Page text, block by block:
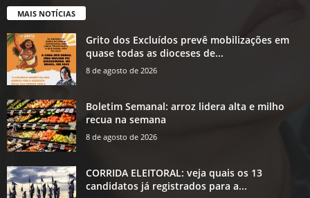
MAIS NOTÍCIAS
Grito dos Excluídos prevê mobilizações em
quase todas as dioceses de...
8 de agosto de 2026
Boletim Semanal: arroz lidera alta e milho
recua na semana
8 de agosto de 2026
CORRIDA ELEITORAL: veja quais os 13
candidatos já registrados para a...